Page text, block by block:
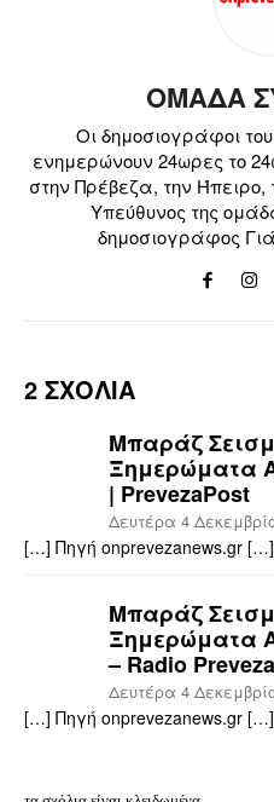
ΟΜΑΔΑ
Οι δημοσιογράφοι
ενημερώνουν 24ωρες το
στην Πρέβεζα, την
Υπεύθυνος της
δημοσιογράφος
2 ΣΧΟΛΙΑ
Μπαράζ
Ξημερώματα
| PrevezaPost
Δευτέρα 4
[…] Πηγή onprevezanews.gr […]
Μπαράζ
Ξημερώματα
– Radio Preveza
Δευτέρα 4
[…] Πηγή onprevezanews.gr […]